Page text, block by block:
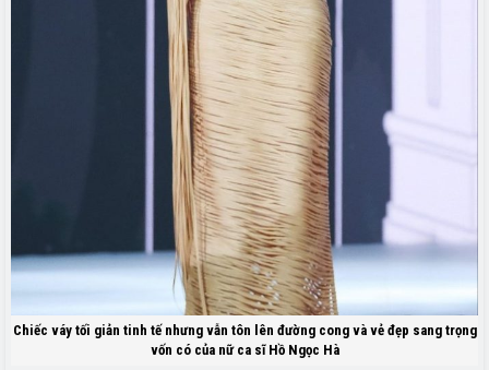
Chiếc váy tối giản tinh tế nhưng vẫn tôn lên đường cong và vẻ đẹp sang trọng
vốn có của nữ ca sĩ Hồ Ngọc Hà